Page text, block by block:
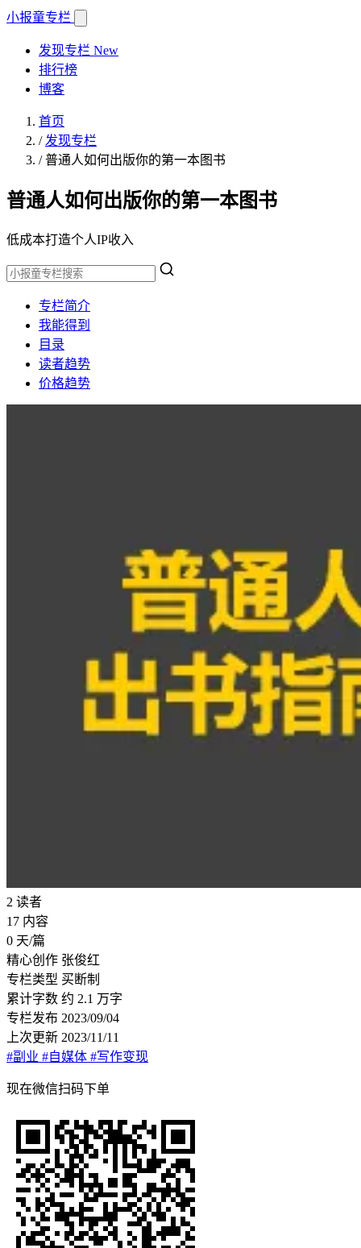
小报童专栏
发现专栏 New
排行榜
博客
首页
/ 发现专栏
/普通人如何出版你的第一本图书
普通人如何出版你的第一本图书
低成本打造个人IP收入
专栏简介
我能得到
目录
读者趋势
价格趋势
2 读者
17 内容
0 天/篇
精心创作 张俊红
专栏类型 买断制
累计字数 约 2.1 万字
专栏发布 2023/09/04
上次更新 2023/11/11
#副业 #自媒体 #写作变现
现在微信扫码下单